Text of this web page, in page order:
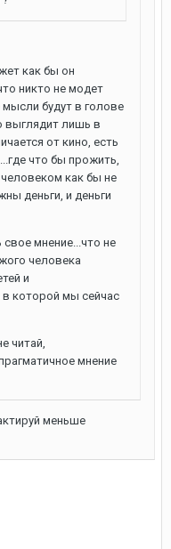
как бы он
никто не модет
мысли будут в голове
выглядит лишь в
от кино, есть
что бы прожить,
как бы не
деньги, и деньги
мнение...что не
человека
и
в которой мы сейчас
читай,
мнение
меньше